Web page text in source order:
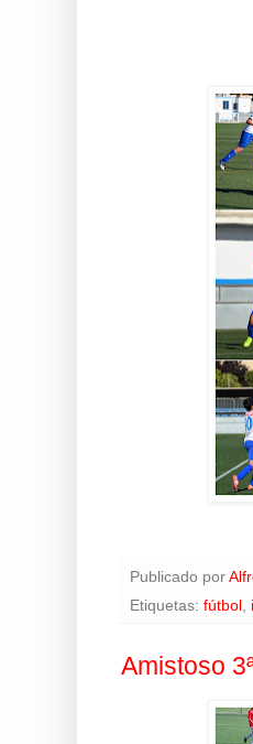
Publicado por
Etiquetas: fútbol ,
Amistoso